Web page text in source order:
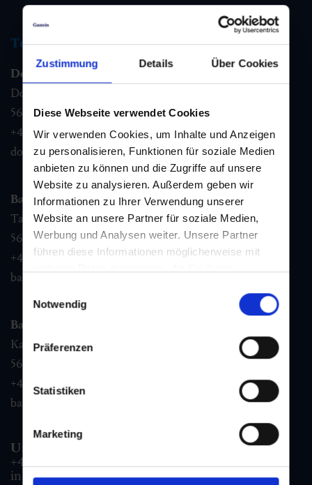
Zustimmung Details Über Cookies
Diese Webseite verwendet Cookies
Wir verwenden Cookies, um Inhalte und Anzeigen
zu personalisieren, Funktionen für soziale Medien
anbieten zu können und die Zugriffe auf unsere
Website zu analysieren. Außerdem geben wir
Informationen zu Ihrer Verwendung unserer
Website an unsere Partner für soziale Medien,
Werbung und Analysen weiter. Unsere Partner
führen diese Informationen möglicherweise mit
Nutzung der Dienste gesammelt haben.
Notwendig
Präferenzen
Statistiken
Marketing
Tourismus Information
Dorfgastein
Dorfstraße 1,
5632 Dorfgastein
+43 6432 3393 460
dorfgastein@gastein.com
Bad Hofgastein
Tauernplatz 1,
5630 Bad Hofgastein
+43 6432 3393 260
badhofgastein@gastein.com
Bad Gastein
Kaiser Franz Josefstr. 27,
5640
+43 6432 3393 560
badgastein@gastein.com
Unterkunfts- & Buchungshotline:
+43 6432 3393 990
info@gastein.com